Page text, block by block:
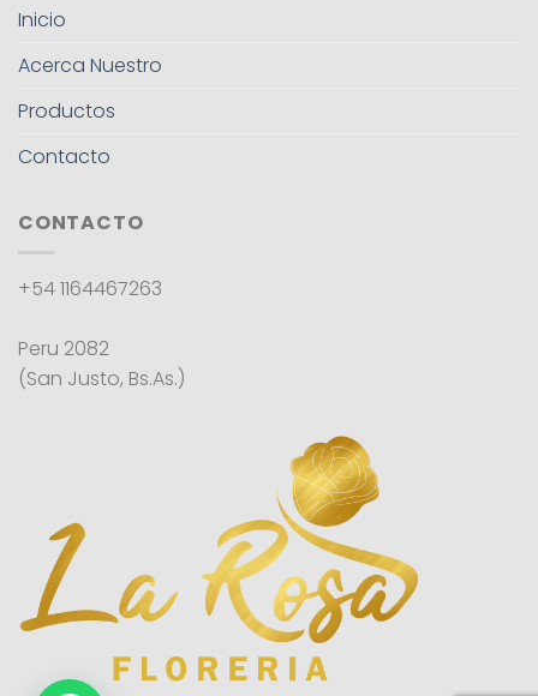
Inicio
Acerca Nuestro
Productos
Contacto
CONTACTO
+54 1164467263
Peru 2082
(San Justo, Bs.As.)